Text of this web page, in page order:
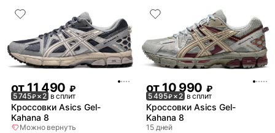
от11 490 ₽
5 745₽× 2 в сплит
Кроссовки Asics Gel-
Kahana 8
Можно вернуть
от10 990 ₽
5 495₽× 2 в сплит
Кроссовки Asics Gel-
Kahana 8
15 дней